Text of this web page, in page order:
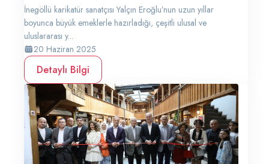
İnegöllü karikatür sanatçısı Yalçın Eroğlu’nun uzun yıllar
boyunca büyük emeklerle hazırladığı, çeşitli ulusal ve
uluslararası y...
20 Haziran 2025
Detaylı Bilgi